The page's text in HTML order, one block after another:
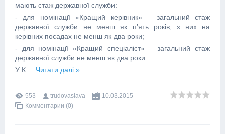
мають стаж державної служби:
- для номінації «Кращий керівник» – загальний стаж
державної служби не менш як п’ять років, з них на
керівних посадах не менш як два роки;
- для номінації «Кращий спеціаліст» – загальний стаж
державної служби не менш як два роки.
У К
Читати далі »
553 trudovaslava
10.03.2015
Комментарии (0)